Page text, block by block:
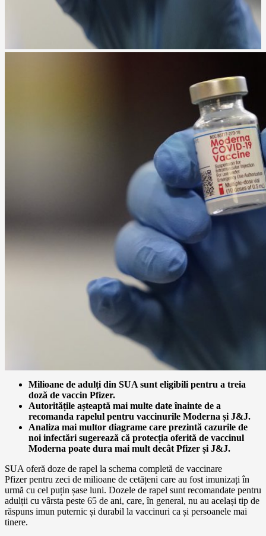
Milioane de adulți din SUA sunt eligibili pentru a treia
doză de vaccin Pfizer.
Autoritățile așteaptă mai multe date înainte de a
recomanda rapelul pentru vaccinurile Moderna și J&J.
Analiza mai multor diagrame care prezintă cazurile de
noi infectări sugerează că protecția oferită de vaccinul
Moderna poate dura mai mult decât Pfizer și J&J.
SUA oferă doze de rapel la schema completă de vaccinare
Pfizer pentru zeci de milioane de cetățeni care au fost imunizați în
urmă cu cel puțin șase luni. Dozele de rapel sunt recomandate pentru
adulții cu vârsta peste 65 de ani, care, în general, nu au același tip de
răspuns imun puternic și durabil la vaccinuri ca și persoanele mai
tinere.